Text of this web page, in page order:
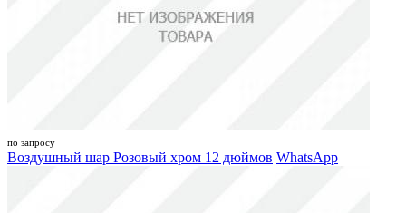
по запросу
Воздушный шар Розовый хром 12 дюймов WhatsApp